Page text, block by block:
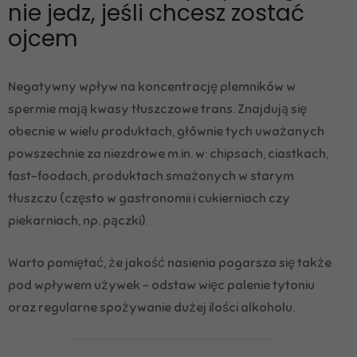
nie jedz, jeśli chcesz zostać
ojcem
Negatywny wpływ na koncentrację plemników w
spermie mają kwasy tłuszczowe trans. Znajdują się
obecnie w wielu produktach, głównie tych uważanych
powszechnie za niezdrowe m.in. w: chipsach, ciastkach,
fast-foodach, produktach smażonych w starym
tłuszczu (często w gastronomii i cukierniach czy
piekarniach, np. pączki).
Warto pamiętać, że jakość nasienia pogarsza się także
pod wpływem używek – odstaw więc palenie tytoniu
oraz regularne spożywanie dużej ilości alkoholu.